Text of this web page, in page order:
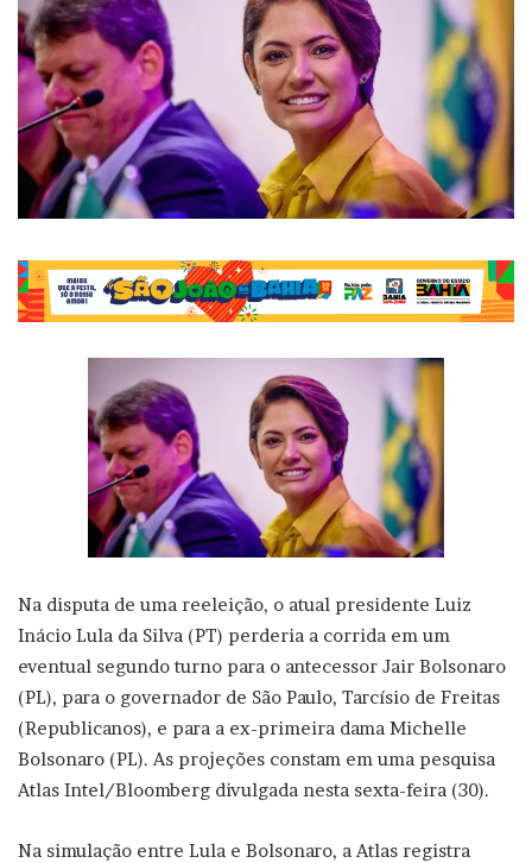
Na disputa de uma reeleição, o atual presidente Luiz
Inácio Lula da Silva (PT) perderia a corrida em um
eventual segundo turno para o antecessor Jair Bolsonaro
(PL), para o governador de São Paulo, Tarcísio de Freitas
(Republicanos), e para a ex-primeira dama Michelle
Bolsonaro (PL). As projeções constam em uma pesquisa
Atlas Intel/Bloomberg divulgada nesta sexta-feira (30).
Na simulação entre Lula e Bolsonaro, a Atlas registra